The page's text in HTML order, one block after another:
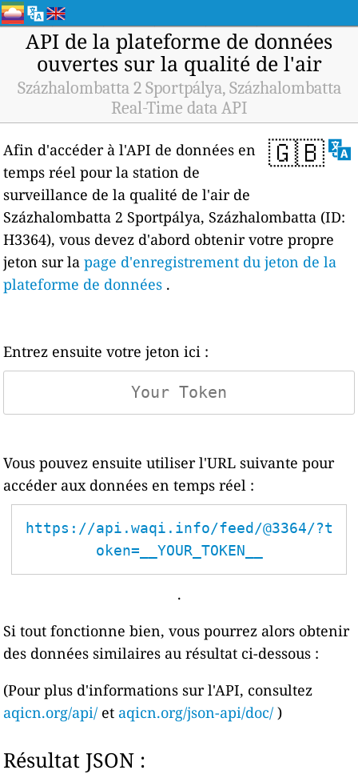
API de la plateforme de données
ouvertes sur la qualité de l'air
Százhalombatta 2 Sportpálya, Százhalombatta
Real-Time data API
🇬🇧
Afin d'accéder à l'API de données en
temps réel pour la station de
surveillance de la qualité de l'air de
Százhalombatta 2 Sportpálya, Százhalombatta (ID:
H3364), vous devez d'abord obtenir votre propre
jeton sur lapage d'enregistrement du jeton de la
plateforme de données .
Entrez ensuite votre jeton ici :
Vous pouvez ensuite utiliser l'URL suivante pour
accéder aux données en temps réel :
https://api.waqi.info/feed/@3364/?t
oken=__YOUR_TOKEN__
.
Si tout fonctionne bien, vous pourrez alors obtenir
des données similaires au résultat ci-dessous :
(Pour plus d'informations sur l'API, consultez
aqicn.org/api/ et aqicn.org/json-api/doc/ )
Résultat JSON :